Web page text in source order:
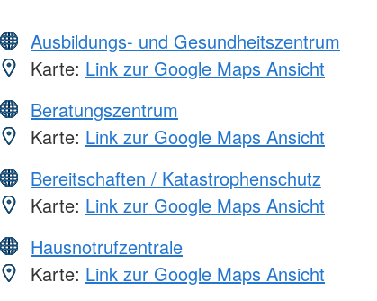
Ausbildungs- und Gesundheitszentrum
Karte: Link zur Google Maps Ansicht
Beratungszentrum
Karte: Link zur Google Maps Ansicht
Bereitschaften / Katastrophenschutz
Karte: Link zur Google Maps Ansicht
Hausnotrufzentrale
Karte: Link zur Google Maps Ansicht